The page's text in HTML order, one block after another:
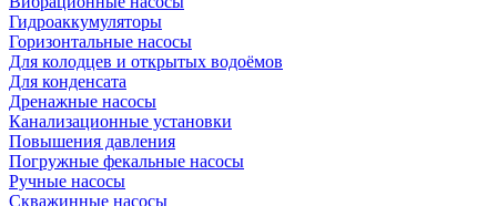
Гидроаккумуляторы
Горизонтальные насосы
Для колодцев и открытых водоёмов
Для конденсата
Дренажные насосы
Канализационные установки
Повышения давления
Погружные фекальные насосы
Ручные насосы
Скважинные насосы